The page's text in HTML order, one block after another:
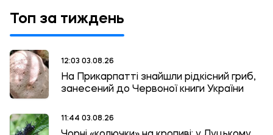
Топ за тиждень
12:03 03.08.26
На Прикарпатті знайшли рідкісний гриб,
занесений до Червоної книги України
11:44 03.08.26